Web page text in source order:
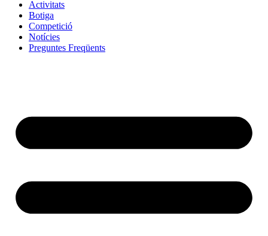
Activitats
Botiga
Competició
Notícies
Preguntes Freqüents